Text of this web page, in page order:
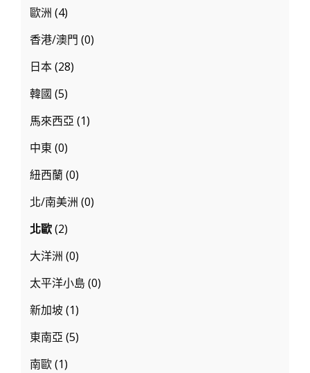
不
能
歐洲 (4)
香港/澳門 (0)
日本(28)
韓國 (5)
馬來西亞 (1)
中東 (0)
紐西蘭(0)
北/南美洲 (0)
北歐(2)
大洋洲 (0)
太平洋小島(0)
新加坡(1)
東南亞 (5)
南歐(1)